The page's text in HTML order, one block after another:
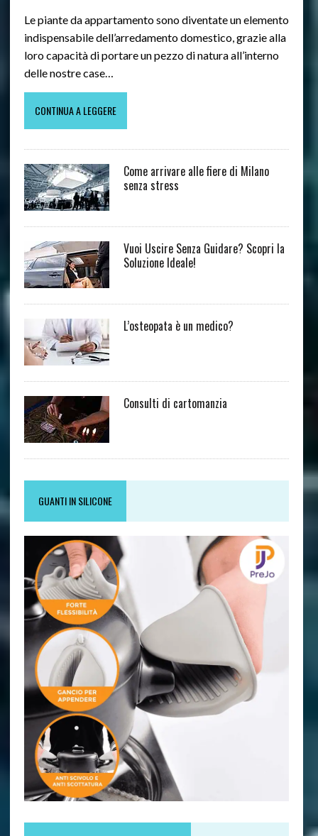
Le piante da appartamento sono diventate un elemento
indispensabile dell’arredamento domestico, grazie alla
loro capacità di portare un pezzo di natura all’interno
delle nostre case…
CONTINUA A LEGGERE
Come arrivare alle fiere di Milano
senza stress
Vuoi Uscire Senza Guidare? Scopri la
Soluzione Ideale!
L’osteopata è un medico?
Consulti di cartomanzia
GUANTI IN SILICONE